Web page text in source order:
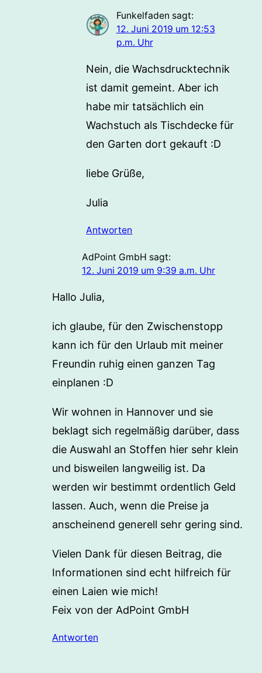
Funkelfaden sagt:
12. Juni 2019 um 12:53
p.m. Uhr
Nein, die Wachsdrucktechnik
ist damit gemeint. Aber ich
habe mir tatsächlich ein
Wachstuch als Tischdecke für
den Garten dort gekauft :D
liebe Grüße,
Julia
Antworten
AdPoint GmbH sagt:
12. Juni 2019 um 9:39 a.m. Uhr
Hallo Julia,
ich glaube, für den Zwischenstopp
kann ich für den Urlaub mit meiner
Freundin ruhig einen ganzen Tag
einplanen :D
Wir wohnen in Hannover und sie
beklagt sich regelmäßig darüber, dass
die Auswahl an Stoffen hier sehr klein
und bisweilen langweilig ist. Da
werden wir bestimmt ordentlich Geld
lassen. Auch, wenn die Preise ja
anscheinend generell sehr gering sind.
Vielen Dank für diesen Beitrag, die
Informationen sind echt hilfreich für
einen Laien wie mich!
Feix von der AdPoint GmbH
Antworten